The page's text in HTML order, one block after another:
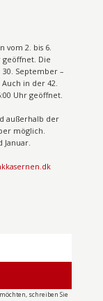
vom 2. bis 6.
geöffnet. Die
September –
Auch in der 42.
Uhr geöffnet.
außerhalb der
möglich.
Januar.
schreiben Sie